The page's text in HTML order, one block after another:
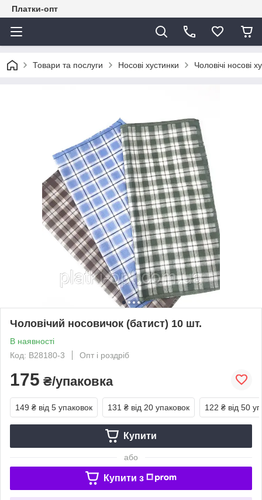
Платки-опт
Товари та послуги Носові хустинки Чоловічі носові
Чоловічий носовичок (батист) 10 шт.
В наявності
Код: В28180-3
Опт і роздріб
175 ₴/упаковка
149 ₴ від 5 упаковок 131 ₴ від 20 упаковок 122 ₴ від 50
Купити
або
Купити з